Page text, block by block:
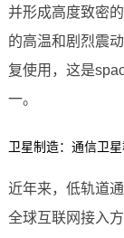
并形成高度致密
的高温和剧烈震
复使用，这是
一。
卫星制造：通信卫
近年来，低轨道
全球互联网接入